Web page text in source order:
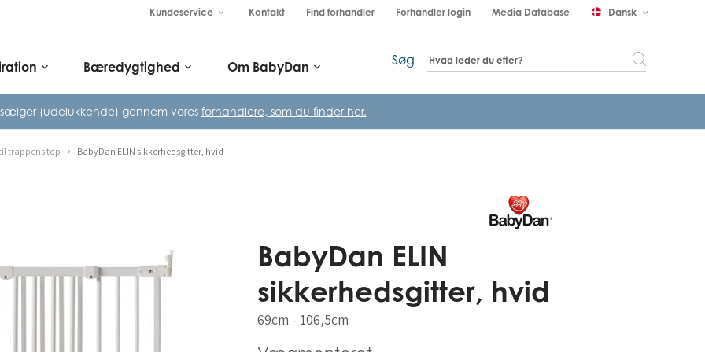
Kundeservice keyboard_arrow_down Kontakt Find forhandler Forhandler login Media Database Dansk keyboard_arrow_down
keyboard_arrow_down Bæredygtighed keyboard_arrow_down Om BabyDan keyboard_arrow_down Søg
(udelukkende) gennem vores forhandlere, som du finder her.
trappens top BabyDan ELIN sikkerhedsgitter, hvid
BabyDan ELIN
sikkerhedsgitter, hvid
69cm - 106,5cm